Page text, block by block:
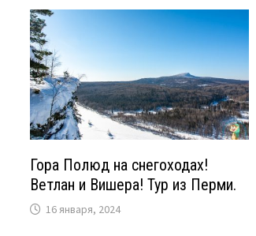
Гора Полюд на снегоходах!
Ветлан и Вишера! Тур из Перми.
16 января, 2024